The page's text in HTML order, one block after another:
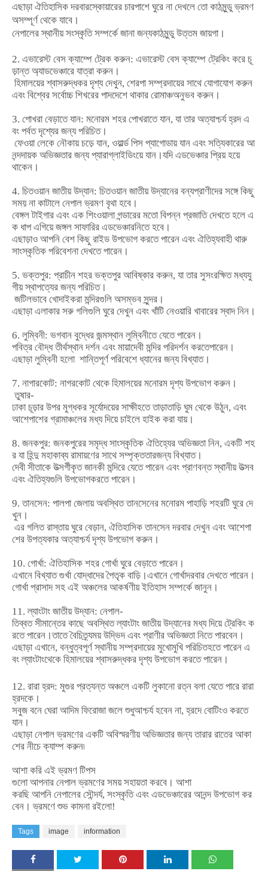
এছাড়া ঐতিহাসিক দরবারস্কোয়ারের চারপাশে ঘুরে না দেখলে তো কাঠমুন্ডু ভ্রমণ
অসম্পূর্ণ থেকে যাবে।
নেপালের স্থানীয় সংস্কৃতি সম্পর্কে জানা জন্যকাঠমুন্ডু উত্তম জায়গা।
2. এভারেস্ট বেস ক্যাম্পে ট্রেক করুন: এভারেস্ট বেস ক্যাম্পে ট্রেকিং করে চূ
ড়ান্ত অ্যাডভেঞ্চারে যাত্রা করুন।
হিমালয়েরশ্বাসরুদ্ধকর দৃশ্য দেখুন, শেরপা সম্প্রদায়ের সাথে যোগাযোগ করুন
এবং বিশ্বের সর্বোচ্চ শিখরের পাদদেশে থাকার রোমাঞ্চঅনুভব করুন।
3. পোখরা বেড়াতে যান: মনোরম শহর পোখরাতে যান, যা তার অত্যাশ্চর্য হ্রদ এ
বং পর্বত দৃশ্যের জন্য পরিচিত।
ফেওয়া লেকে নৌকায় চড়ে যান, ওয়ার্ল্ড পিস প্যাগোডায় যান এবং সত্যিকারের আ
নন্দদায়ক অভিজ্ঞতার জন্য প্যারাগ্লাইডিংয়ে যান।যদি এডভেঞ্চার প্রিয় হয়ে
থাকেন।
4. চিতওয়ান জাতীয় উদ্যান: চিতওয়ান জাতীয় উদ্যানের বন্যপ্রাণীদের সঙ্গে কিছু
সময় না কাটালে নেপাল ভ্রমণ বৃথা হবে।
বেঙ্গল টাইগার এবং এক শিংওয়ালা গন্ডারের মতো বিপন্ন প্রজাতি দেখতে হলে এ
ক ধাপ এগিয়ে জঙ্গল সাফারির এডভেঞ্চারনিতে হবে।
এছাড়াও আপনি বেশ কিছু রাইড উপভোগ করতে পারেন এবং ঐতিহ্যবাহী থারু
সাংস্কৃতিক পরিবেশনা দেখতেপারেন।
5. ভক্তপুর: প্রাচীন শহর ভক্তপুর আবিষ্কার করুন, যা তার সুসংরক্ষিত মধ্যযু
গীয় স্থাপত্যের জন্য পরিচিত।
জটিলভাবে খোদাইকরা মন্দিরগুলি অসম্ভব সুন্দর।
এছাড়া এলাকার সরু গলিগুলি ঘুরে দেখুন এবং খাঁটি নেওয়ারি খাবারের স্বাদ নিন।
6. লুম্বিনী: ভগবান বুদ্ধের জন্মস্থান লুম্বিনীতে যেতে পারেন।
পবিত্র বৌদ্ধ তীর্থস্থান দর্শন এবং মায়াদেবী মন্দির পরিদর্শন করতেপারেন।
এছাড়া লুম্বিনী হলো শান্তিপূর্ণ পরিবেশে ধ্যানের জন্য বিখ্যাত।
7. নাগারকোট: নাগরকোট থেকে হিমালয়ের মনোরম দৃশ্য উপভোগ করুন।
তুষার-
ঢাকা চূড়ার উপর মুগ্ধকর সূর্যোদয়ের সাক্ষীহতে তাড়াতাড়ি ঘুম থেকে উঠুন, এবং
আশেপাশের গ্রামাঞ্চলের মধ্য দিয়ে চাইলে হাইক করা যায়।
8. জনকপুর: জনকপুরের সমৃদ্ধ সাংস্কৃতিক ঐতিহ্যের অভিজ্ঞতা নিন, একটি শহ
র যা হিন্দু মহাকাব্য রামায়ণের সাথে সম্পৃক্ততারজন্য বিখ্যাত।
দেবী সীতাকে উত্সর্গীকৃত জানকী মন্দিরে যেতে পারেন এবং প্রাণবন্ত স্থানীয় উত্সব
এবং ঐতিহ্যগুলি উপভোগকরতে পারেন।
9.তানসেন: পালপা জেলায় অবস্থিত তানসেনের মনোরম পাহাড়ি শহরটি ঘুরে দে
খুন।
এর গলিত রাস্তায় ঘুরে বেড়ান, ঐতিহাসিক তানসেন দরবার দেখুন এবং আশেপা
শের উপত্যকার অত্যাশ্চর্য দৃশ্য উপভোগ করুন।
10. গোর্খা: ঐতিহাসিক শহর গোর্খা ঘুরে বেড়াতে পারেন।
এখানে বিখ্যাত গুর্খা যোদ্ধাদের পৈতৃক বাড়ি।এখানে গোর্খাদরবার দেখতে পারেন।
গোর্খা প্রাসাদ সহ এই অঞ্চলের আকর্ষণীয় ইতিহাস সম্পর্কে জানুন।
11.ল্যাংটাং জাতীয় উদ্যান: নেপাল-
তিব্বত সীমান্তের কাছে অবস্থিত ল্যাংটাং জাতীয় উদ্যানের মধ্য দিয়ে ট্রেকিং ক
রতে পারেন।তাতে বৈচিত্র্যময় উদ্ভিদ এবং প্রাণীর অভিজ্ঞতা নিতে পারবেন।
এছাড়া এখানে, বন্ধুত্বপূর্ণ স্থানীয় সম্প্রদায়ের মুখোমুখি পরিচিতহতে পারেন এ
বং ল্যাংটাংথেকে হিমালয়ের শ্বাসরুদ্ধকর দৃশ্য উপভোগ করতে পারেন।
12. রারা হ্রদ: মুগুর প্রত্যন্ত অঞ্চলে একটি লুকানো রত্ন বলা যেতে পারে রারা
হ্রদকে।
সবুজ বনে ঘেরা আদিম ফিরোজা জলে শুধুআশ্চর্য হবেন না,হ্রদে বোটিংও করতে
যান।
এছাড়া নেপাল ভ্রমণের একটি অবিস্মরণীয় অভিজ্ঞতার জন্য তারার রাতের আকা
শের নীচে ক্যাম্প করুন৷
আশা করি এইভ্রমণ টিপস
গুলো আপনার নেপাল ভ্রমণের সময় সহায়তা করবে। আশা
করছি আপনি নেপালের সৌন্দর্য, সংস্কৃতি এবং এডভেঞ্চারের আনন্দ উপভোগ কর
বেন। ভ্রমণে শুভ কামনা রইলো!
Tags image information